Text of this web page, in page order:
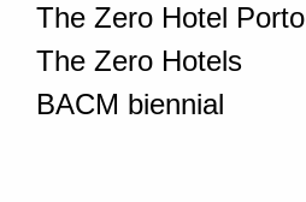
The Zero Hotel Porto
The Zero Hotels
BACM biennial